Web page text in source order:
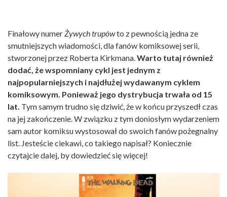
Finałowy numerŻywych trupówto z pewnością jedna ze
smutniejszych wiadomości, dla fanów komiksowej serii,
stworzonej przez Roberta Kirkmana.Warto tutaj również
dodać, że wspomniany cykl jest jednym z
najpopularniejszych i najdłużej wydawanym cyklem
komiksowym. Ponieważ jego dystrybucja trwała od 15
lat. Tym samym trudno się dziwić, że w końcu przyszedł czas
na jej zakończenie. W związku z tym doniosłym wydarzeniem
sam autor komiksu wystosował do swoich fanów pożegnalny
list. Jesteście ciekawi, co takiego napisał? Koniecznie
czytajcie dalej, by dowiedzieć się więcej!